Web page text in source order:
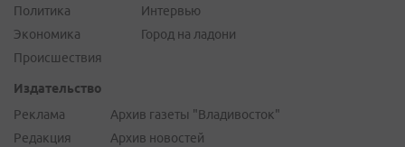
Политика
Экономика
Происшествия
Интервью
Город на ладони
Издательство
Реклама
Редакция
Архив газеты "Владивосток"
Архив новостей